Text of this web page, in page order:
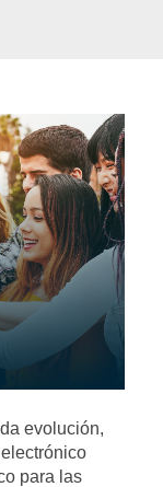
evolución,
para las